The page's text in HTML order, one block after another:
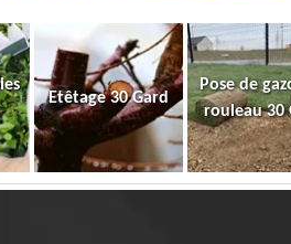
Etêtage 30 Gard
Pose de
rouleau 30